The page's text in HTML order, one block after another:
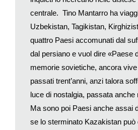
disposizione un Instagram Butler, un
gestire al meglio il proprio profilo
figura è sempre più utilizzata nei
caso delresortmessicano Grand
Invece l’Hotel Ovolo 1888 Darling
stanza gratis a chi ha più di 10mila
con conseguenze prevedibili.
facilmente riconoscibili (anche se
particolari) e questo produce
turismo di massa. Considerate
centrale. Tino Mantarro ha
Uzbekistan, Tagikistan,
quattro Paesi accomunati dal
dal persiano e vuol dire «Paese
memorie sovietiche, ancora
passati trent’anni, anzi talora
luce di nostalgia, passata anche
Ma sono poi Paesi anche assai
se lo sterminato Kazakistan